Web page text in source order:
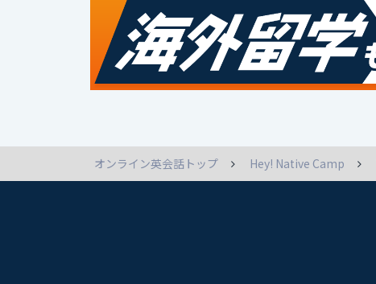
オンライン英会話トップ Hey! Native Camp